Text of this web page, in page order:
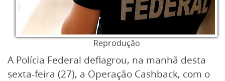
Reprodução
A Polícia Federal deflagrou, na manhã desta
sexta-feira (27), a Operação Cashback, com o